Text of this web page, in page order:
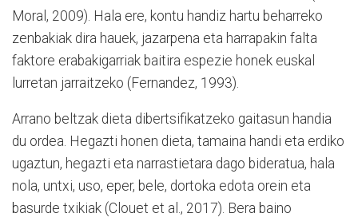
Moral, 2009). Hala ere, kontu handiz hartu beharreko
zenbakiak dira hauek, jazarpena eta harrapakin falta
faktore erabakigarriak baitira espezie honek euskal
lurretan jarraitzeko (Fernandez, 1993).
Arrano beltzak dieta dibertsifikatzeko gaitasun handia
du ordea. Hegazti honen dieta, tamaina handi eta erdiko
ugaztun, hegazti eta narrastietara dago bideratua, hala
nola, untxi, uso, eper, bele, dortoka edota orein eta
basurde txikiak (Clouet et al., 2017). Bera baino